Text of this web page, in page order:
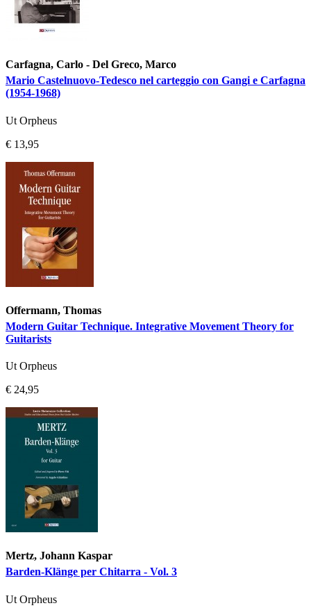
Carfagna, Carlo - Del Greco, Marco
Mario Castelnuovo-Tedesco nel carteggio con Gangi e Carfagna
(1954-1968)
Ut Orpheus
€ 13,95
Offermann, Thomas
Modern Guitar Technique. Integrative Movement Theory for
Guitarists
Ut Orpheus
€ 24,95
Mertz, Johann Kaspar
Barden-Klänge per Chitarra - Vol. 3
Ut Orpheus